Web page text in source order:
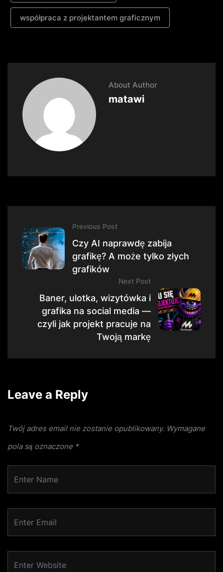
współpraca z projektantem graficznym
About Author
matawi
Previous Post
Czy AI naprawdę zabija
grafikę? A może tylko złych
grafików
Next Post
Baner, ulotka, wizytówka i
grafika na social media —
czyli jak projekt pracuje na
Twoją markę
Leave a Reply
Twój adres email nie zostanie opublikowany. Wymagane
pola są oznaczone *